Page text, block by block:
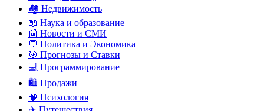
🏘️ Недвижимость
📖 Наука и образование
📰 Новости и СМИ
💬 Политика и Экономика
🎯 Прогнозы и Ставки
💻 Программирование
🛍️ Продажи
🧠 Психология